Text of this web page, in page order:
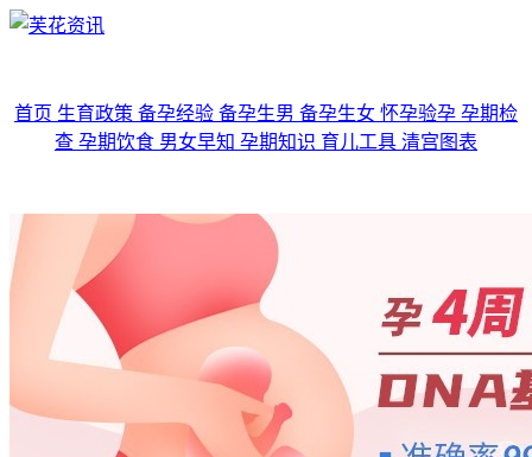
首页 生育政策 备孕经验 备孕生男 备孕生女 怀孕验孕 孕期检
查 孕期饮食 男女早知 孕期知识 育儿工具 清宫图表